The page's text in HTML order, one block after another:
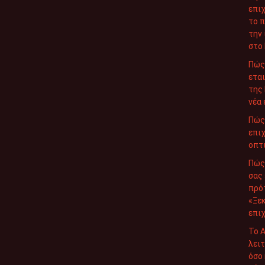
το
την
στο
Πώς
της
νέα
Πώς
Πώς
σας
Το
όσο